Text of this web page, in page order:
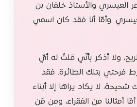
العيسري والأستاذ خلفان بن
وأمّا أنا فقد كان اسمي
ولا أذكر بأنّي قلتُ له أيّ
فرحتي بتلك الطائرة. فقد
شحيحة، لا يكاد يراها إلا أبناء
أمّا أمثالنا من الفقراء، ومن مَن